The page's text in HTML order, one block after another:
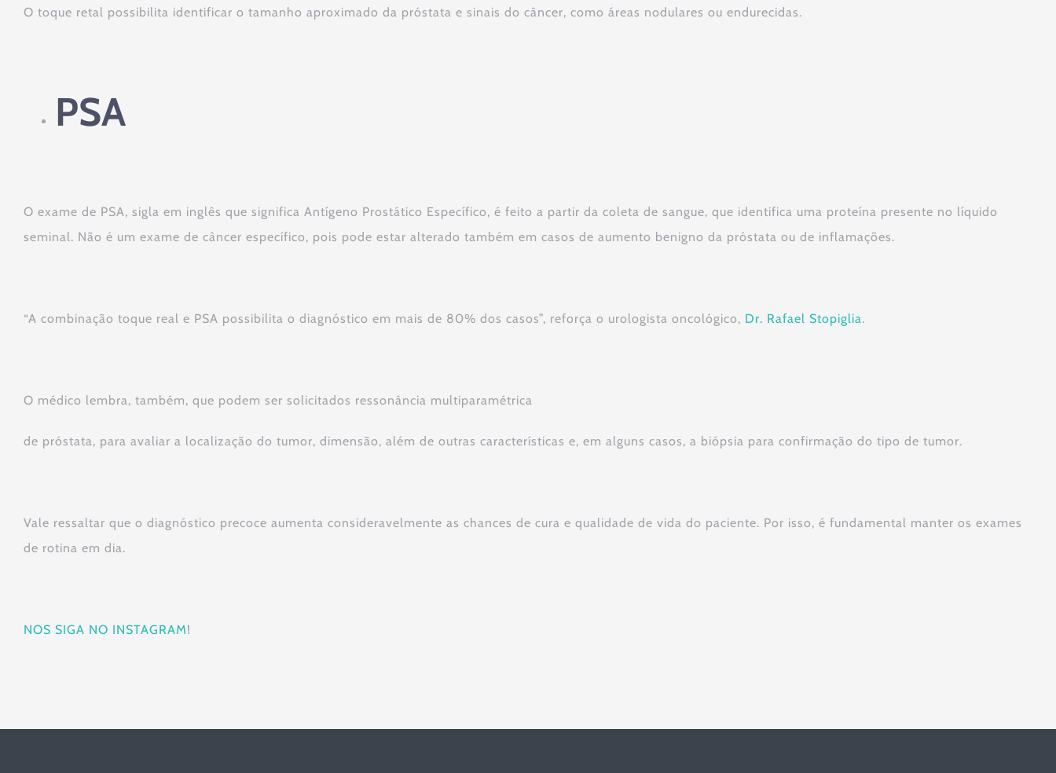
O toque retal possibilita identificar o tamanho aproximado da próstata e sinais do câncer, como áreas nodulares ou endurecidas.
PSA
O exame de PSA, sigla em inglês que significa Antígeno Prostático Específico, é feito a partir da coleta de sangue, que identifica uma proteína presente no líquido
seminal. Não é um exame de câncer específico, pois pode estar alterado também em casos de aumento benigno da próstata ou de inflamações.
“A combinação toque real e PSA possibilita o diagnóstico em mais de 80% dos casos”, reforça o urologista oncológico, Dr. Rafael Stopiglia.
O médico lembra, também, que podem ser solicitados ressonância multiparamétrica
de próstata, para avaliar a localização do tumor, dimensão, além de outras características e, em alguns casos, a biópsia para confirmação do tipo de tumor.
Vale ressaltar que o diagnóstico precoce aumenta consideravelmente as chances de cura e qualidade de vida do paciente. Por isso, é fundamental manter os exames
de rotina em dia.
NOS SIGA NO INSTAGRAM!